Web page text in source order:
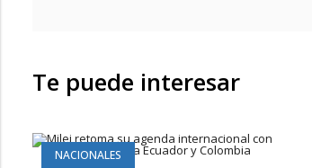
Te puede interesar
NACIONALES